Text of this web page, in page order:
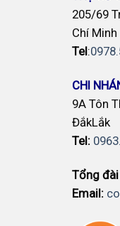
205/69
Chí Minh
Tel:
CHI
9A Tôn
ĐắkLắk
Tel:
Tổng
Email: